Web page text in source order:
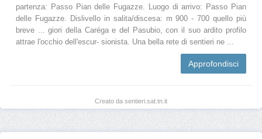
partenza: Passo Pian delle Fugazze. Luogo di arrivo: Passo Pian
delle Fugazze. Dislivello in salita/discesa: m 900 - 700 quello più
breve ... giori della Caréga e del Pasubio, con il suo ardito profilo
attrae l'occhio dell'escur- sionista. Una bella rete di sentieri ne ...
Approfondisci
Creato da sentieri.sat.tn.it